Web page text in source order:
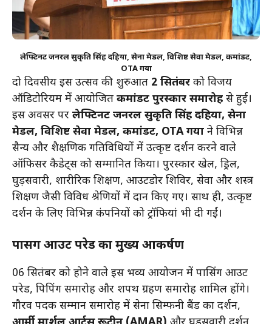
लेफ्टिनेंट जनरल सुकृति सिंह दहिया, सेना मेडल, विशिष्ट सेवा मेडल, कमांडेंट,
OTA गया
दो दिवसीय इस उत्सव की शुरुआत 2 सितंबर को विजय
ऑडिटोरियम में आयोजित कमांडेंट पुरस्कार समारोह से हुई।
इस अवसर पर लेफ्टिनेंट जनरल सुकृति सिंह दहिया, सेना
मेडल, विशिष्ट सेवा मेडल, कमांडेंट, OTA गया ने विभिन्न
सैन्य और शैक्षणिक गतिविधियों में उत्कृष्ट प्रदर्शन करने वाले
ऑफिसर कैडेट्स को सम्मानित किया। पुरस्कार खेल, ड्रिल,
घुड़सवारी, शारीरिक प्रशिक्षण, आउटडोर शिविर, सेवा और शस्त्र
प्रशिक्षण जैसी विविध श्रेणियों में प्रदान किए गए। साथ ही, उत्कृष्ट
प्रदर्शन के लिए विभिन्न कंपनियों को ट्रॉफियां भी दी गईं।
पासिंग आउट परेड का मुख्य आकर्षण
06 सितंबर को होने वाले इस भव्य आयोजन में पासिंग आउट
परेड, पिपिंग समारोह और शपथ ग्रहण समारोह शामिल होंगे।
गौरव पदक सम्मान समारोह में सेना सिम्फनी बैंड का प्रदर्शन,